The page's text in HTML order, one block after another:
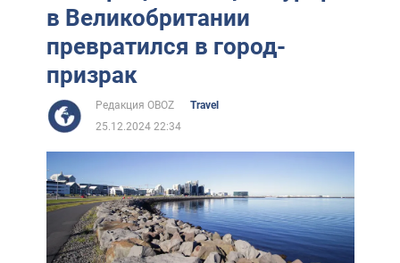
в Великобритании
превратился в город-
призрак
Редакция OBOZ
Travel
25.12.2024 22:34